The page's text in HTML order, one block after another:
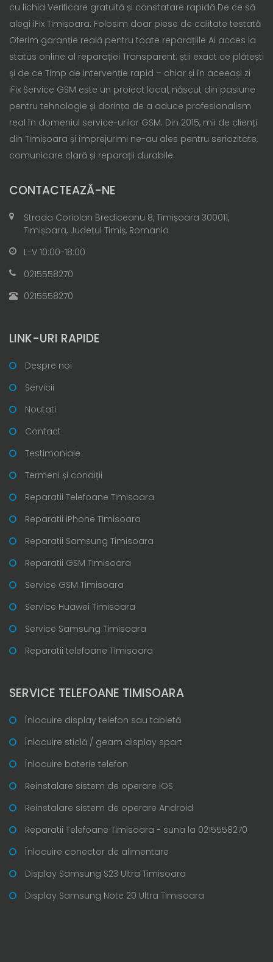
cu lichid Verificare gratuită și constatare rapidă De ce să
alegi iFix Timișoara: Folosim doar piese de calitate testată
Oferim garanție reală pentru toate reparațiile Ai acces la
status online al reparației Transparent: știi exact ce plătești
și de ce Timp de intervenție rapid – chiar și în aceeași zi
iFix Service GSM este un proiect local, născut din pasiune
pentru tehnologie și dorința de a aduce profesionalism
real în domeniul service-urilor GSM. Din 2015, mii de clienți
din Timișoara și împrejurimi ne-au ales pentru seriozitate,
comunicare clară și reparații durabile.
CONTACTEAZĂ-NE
Strada Coriolan Brediceanu 8, Timișoara 300011,
Timișoara, Județul Timiș, Romania
L-V 10:00-18:00
0215558270
0215558270
LINK-URI RAPIDE
Despre noi
Servicii
Noutati
Contact
Testimoniale
Termeni și condiții
Reparatii Telefoane Timisoara
Reparatii iPhone Timisoara
Reparatii Samsung Timisoara
Reparatii GSM Timisoara
Service GSM Timisoara
Service Huawei Timisoara
Service Samsung Timisoara
Reparatii telefoane Timisoara
SERVICE TELEFOANE TIMISOARA
Înlocuire display telefon sau tabletă
Înlocuire sticlă / geam display spart
Înlocuire baterie telefon
Reinstalare sistem de operare iOS
Reinstalare sistem de operare Android
Reparatii Telefoane Timisoara - suna la 0215558270
Înlocuire conector de alimentare
Display Samsung S23 Ultra Timisoara
Display Samsung Note 20 Ultra Timisoara